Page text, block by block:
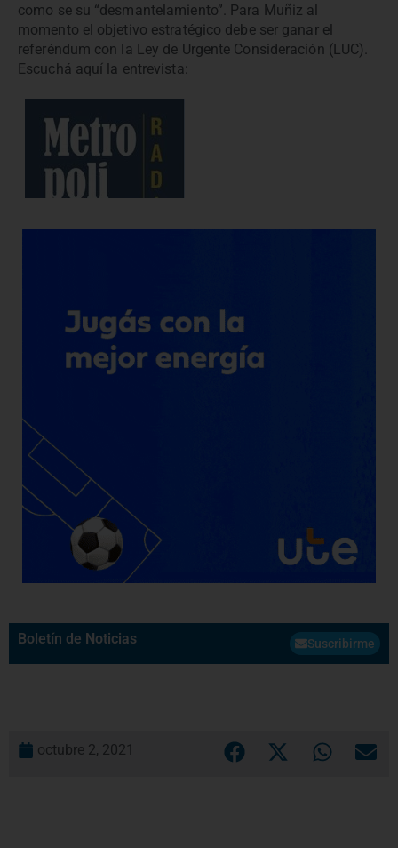
como se su “desmantelamiento”. Para Muñiz al
momento el objetivo estratégico debe ser ganar el
referéndum con la Ley de Urgente Consideración (LUC).
Escuchá aquí la entrevista:
Boletín de Noticias Suscribirme
octubre 2, 2021